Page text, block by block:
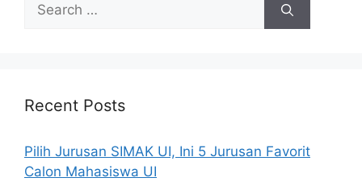
Recent Posts
Pilih Jurusan SIMAK UI, Ini 5 Jurusan Favorit
Calon Mahasiswa UI